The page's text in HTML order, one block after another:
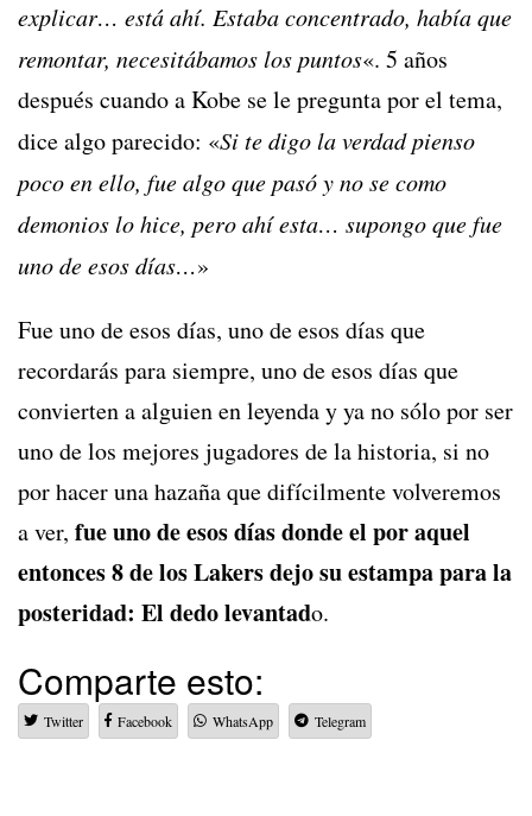
explicar… está ahí. Estaba concentrado, había que
remontar, necesitábamos los puntos«. 5 años
después cuando a Kobe se le pregunta por el tema,
dice algo parecido: «Si te digo la verdad pienso
poco en ello, fue algo que pasó y no se como
demonios lo hice, pero ahí esta… supongo que fue
uno de esos días…»
Fue uno de esos días, uno de esos días que
recordarás para siempre, uno de esos días que
convierten a alguien en leyenda y ya no sólo por ser
uno de los mejores jugadores de la historia, si no
por hacer una hazaña que difícilmente volveremos
a ver, fue uno de esos días donde el por aquel
entonces 8 de los Lakers dejo su estampa para la
posteridad: El dedo levantado.
Comparte esto:
Twitter Facebook WhatsApp Telegram